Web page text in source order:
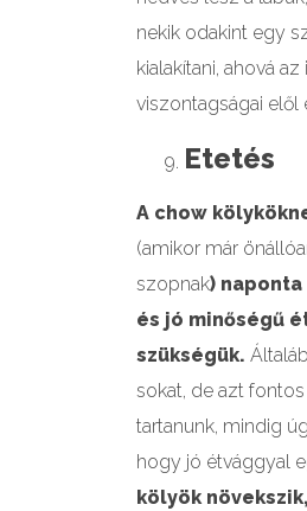
nekik odakint egy
kialakítani, ahová az
viszontagságai elől
Etetés
A chow
(amikor már
szopnak)
és jó minőségű
szükségük.
sokat, de azt
tartanunk, mindig
hogy jó étvággyal
kölyök